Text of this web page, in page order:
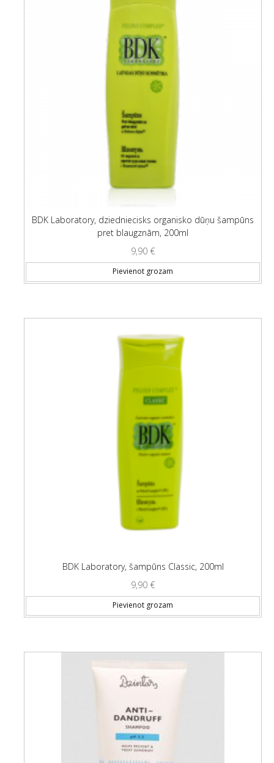
BDK Laboratory, dziedniecisks organisko dūņu šampūns
pret blaugznām, 200ml
9,90 €
Pievienot grozam
BDK Laboratory, šampūns Classic, 200ml
9,90 €
Pievienot grozam